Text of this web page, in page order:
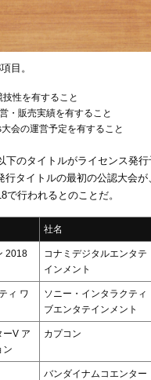
目。
性を有すること
・販売実績を有すること
会の運営予定を有すること
下のタイトルがライセンス発
行タイトルの最初の公認大会が
で行われるとのことだ。
社名
2018
コナミデジタルエンタテ
インメント
ィ ワ
ソニー・インタラクティ
ブエンタテインメント
ーV ア
ン
カプコン
バンダイナムコエンター